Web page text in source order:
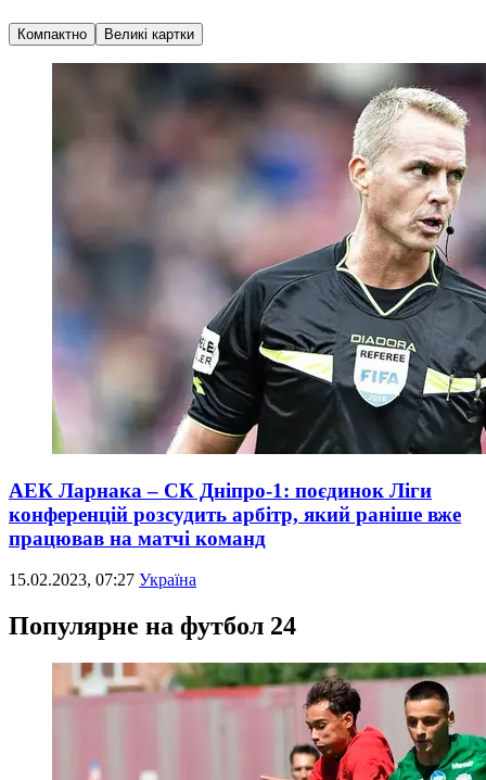
Компактно Великі картки
АЕК Ларнака – СК Дніпро-1: поєдинок Ліги
конференцій розсудить арбітр, який раніше вже
працював на матчі команд
15.02.2023, 07:27 Україна
Популярне на футбол 24